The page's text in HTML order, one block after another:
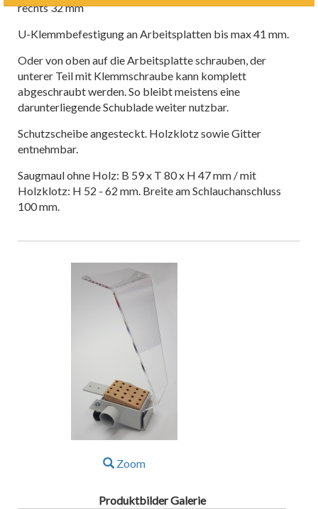
rechts 32 mm
U-Klemmbefestigung an Arbeitsplatten bis max 41 mm.
Oder von oben auf die Arbeitsplatte schrauben, der
unterer Teil mit Klemmschraube kann komplett
abgeschraubt werden. So bleibt meistens eine
darunterliegende Schublade weiter nutzbar.
Schutzscheibe angesteckt. Holzklotz sowie Gitter
entnehmbar.
Saugmaul ohne Holz: B 59 x T 80 x H 47 mm / mit
Holzklotz: H 52 - 62 mm. Breite am Schlauchanschluss
100 mm.
Zoom
Produktbilder Galerie